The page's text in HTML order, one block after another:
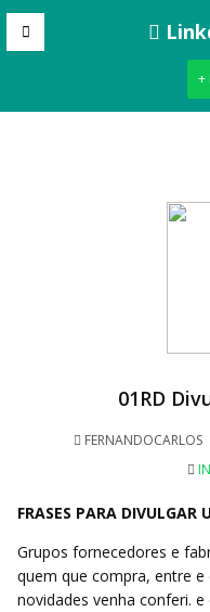
+
01RD
FERNANDOCARLOS
FRASES PARA DIVULGAR
Grupos fornecedores e
quem que compra, entre
novidades venha conferi.